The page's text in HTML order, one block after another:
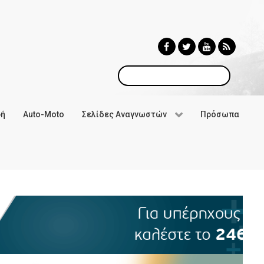
Αναζήτηση
Auto-Moto Σελίδες Αναγνωστών Πρόσωπα